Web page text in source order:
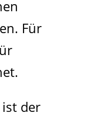
Für
ist der